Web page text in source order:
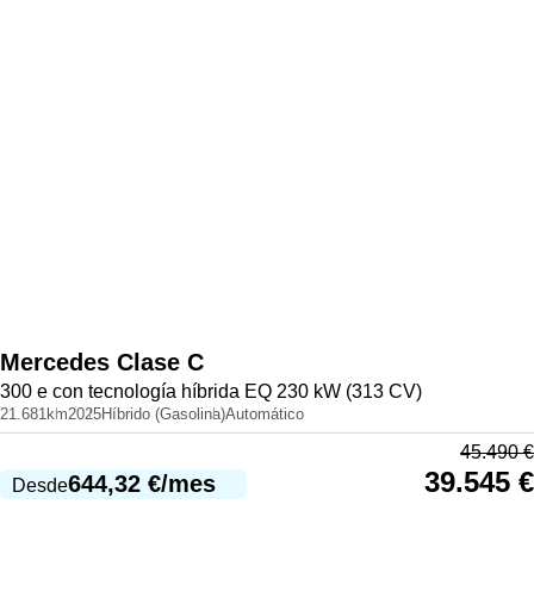
Mercedes Clase C
300 e con tecnología híbrida EQ 230 kW (313 CV)
21.681km2025Híbrido (Gasolina)Automático
Desde644,32 €/mes
45.490€
39.545 €